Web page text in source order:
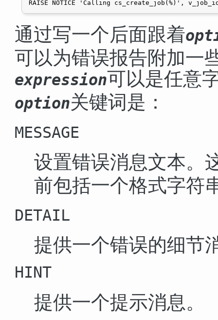
通过写一个后面跟着
可以为错误报告附加一
expression可以是任意
option关键词是：
MESSAGE
设置错误消息文本。
前包括一个格式字符
DETAIL
提供一个错误的细节
HINT
提供一个提示消息。